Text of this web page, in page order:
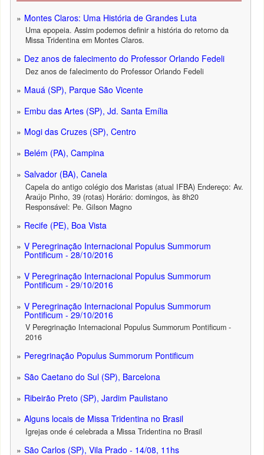
Montes Claros: Uma História de Grandes Luta
Uma epopeia. Assim podemos definir a história do retorno da
Missa Tridentina em Montes Claros.
Dez anos de falecimento do Professor Orlando Fedeli
Dez anos de falecimento do Professor Orlando Fedeli
Mauá (SP), Parque São Vicente
Embu das Artes (SP), Jd. Santa Emília
Mogi das Cruzes (SP), Centro
Belém (PA), Campina
Salvador (BA), Canela
Capela do antigo colégio dos Maristas (atual IFBA) Endereço: Av.
Araújo Pinho, 39 (rotas) Horário: domingos, às 8h20
Responsável: Pe. Gilson Magno
Recife (PE), Boa Vista
V Peregrinação Internacional Populus Summorum
Pontificum - 28/10/2016
V Peregrinação Internacional Populus Summorum
Pontificum - 29/10/2016
V Peregrinação Internacional Populus Summorum
Pontificum - 29/10/2016
V Peregrinação Internacional Populus Summorum Pontificum -
2016
Peregrinação Populus Summorum Pontificum
São Caetano do Sul (SP), Barcelona
Ribeirão Preto (SP), Jardim Paulistano
Alguns locais de Missa Tridentina no Brasil
Igrejas onde é celebrada a Missa Tridentina no Brasil
São Carlos (SP), Vila Prado - 14/08, 11hs